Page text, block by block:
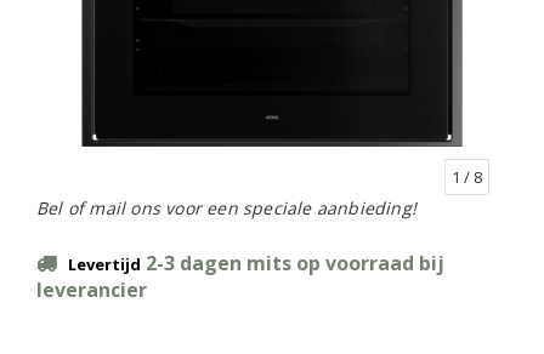
1 / 8
Bel of mail ons voor een speciale aanbieding!
Levertijd 2-3 dagen mits op voorraad bij
leverancier